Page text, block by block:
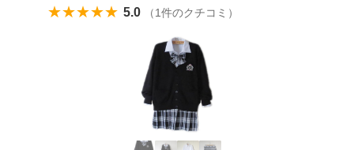
★★★★★ 5.0 （1件のクチコミ）